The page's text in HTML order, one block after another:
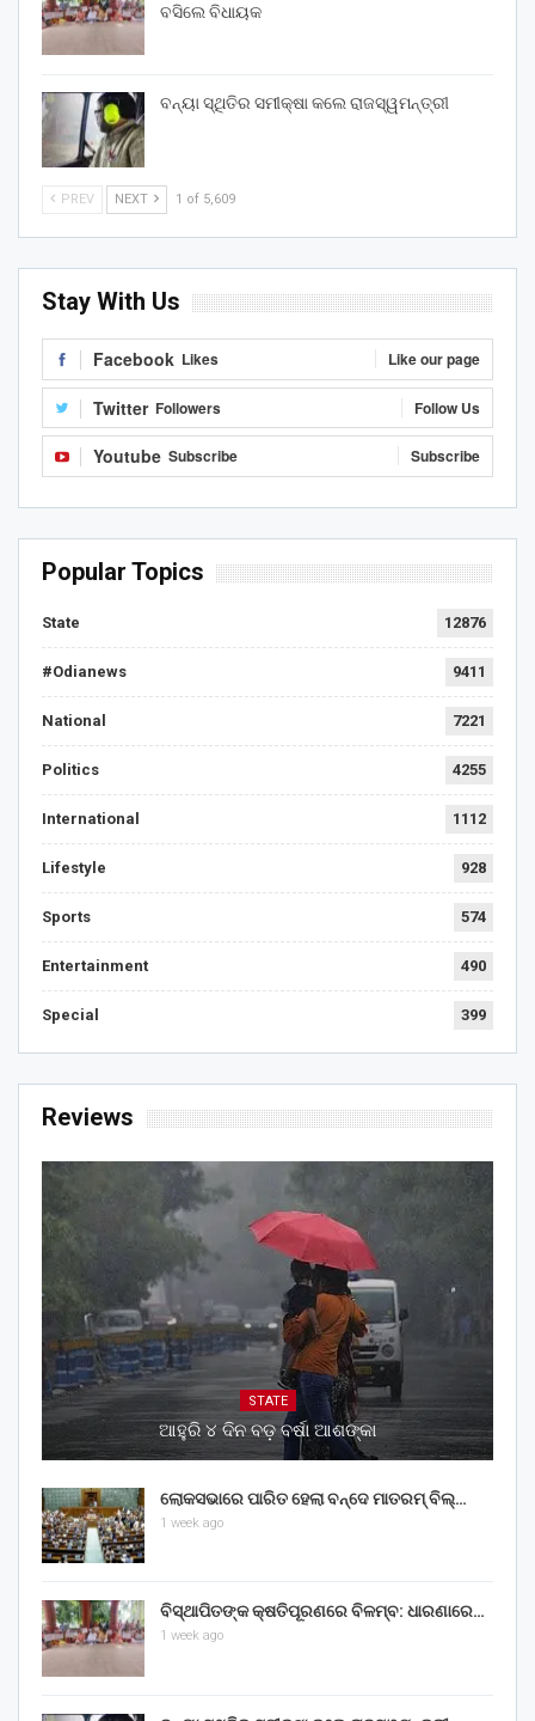
ବସିଲେ ବିଧାୟକ
ବନ୍ୟା ସ୍ଥିତିର ସମୀକ୍ଷା କଲେ ରାଜସ୍ୱମନ୍ତ୍ରୀ
PREV NEXT 1 of 5,609
Stay With Us
Facebook Likes Like our page
Twitter Followers Follow Us
Youtube Subscribe Subscribe
Popular Topics
State 12876
#Odianews 9411
National 7221
Politics 4255
International 1112
Lifestyle 928
Sports 574
Entertainment 490
Special 399
Reviews
STATE
ଆହୁରି ୪ ଦିନ ବଡ଼ ବର୍ଷା ଆଶଙ୍କା
ଲୋକସଭାରେ ପାରିତ ହେଲା ବନ୍ଦେ ମାତରମ୍‌ ବିଲ୍‌…
1 week ago
ବିସ୍ଥାପିତଙ୍କ କ୍ଷତିପୂରଣରେ ବିଳମ୍ବ: ଧାରଣାରେ…
1 week ago